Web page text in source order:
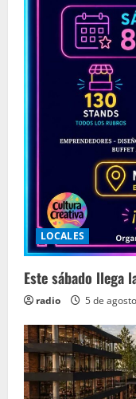
LOCALES
Este sábado llega
radio 5 de